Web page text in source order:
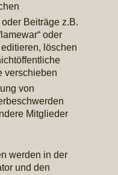
Beiträge z.B.
oder
editieren, löschen
verschieben
von
Mitglieder
werden in der
und den